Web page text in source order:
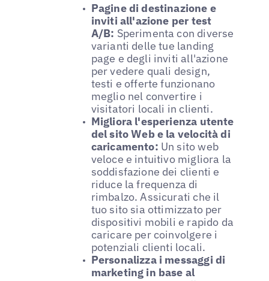
Pagine di destinazione e
inviti all'azione per test
A/B: Sperimenta con diverse
varianti delle tue landing
page e degli inviti all'azione
per vedere quali design,
testi e offerte funzionano
meglio nel convertire i
visitatori locali in clienti.
Migliora l'esperienza utente
del sito Web e la velocità di
caricamento: Un sito web
veloce e intuitivo migliora la
soddisfazione dei clienti e
riduce la frequenza di
rimbalzo. Assicurati che il
tuo sito sia ottimizzato per
dispositivi mobili e rapido da
caricare per coinvolgere i
potenziali clienti locali.
Personalizza i messaggi di
marketing in base al